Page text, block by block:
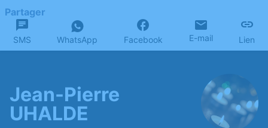
Partager
SMS WhatsApp Facebook E-mail Lien
Jean-Pierre
UHALDE